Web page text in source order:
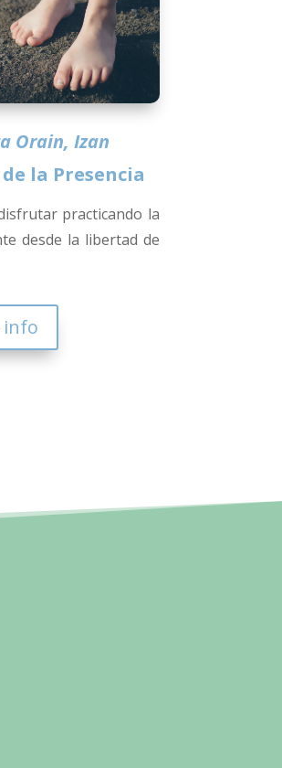
Orain, Izan
la Presencia
practicando la
desde la libertad de
info